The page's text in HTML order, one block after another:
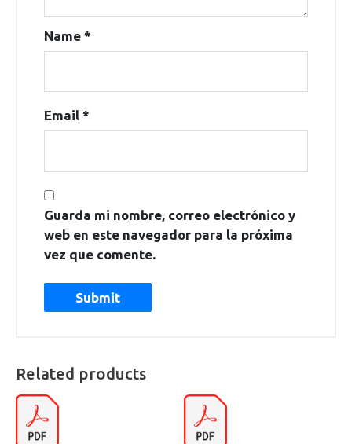
Name *
Email *
Guarda mi nombre, correo electrónico y
web en este navegador para la próxima
vez que comente.
Related products